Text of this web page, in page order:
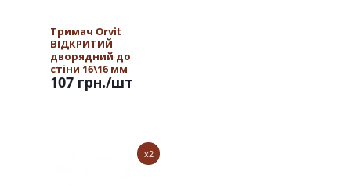
Тримач Orvit
ВІДКРИТИЙ
дворядний до
стіни 16\16 мм
САТИН
107 грн./шт
x2